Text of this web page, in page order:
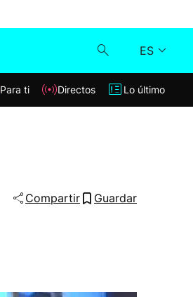
ES
Klisk
Para ti Directos Lo último
Compartir Guardar